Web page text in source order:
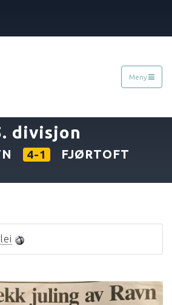
Meny
divisjon
4-1 FJØRTOFT